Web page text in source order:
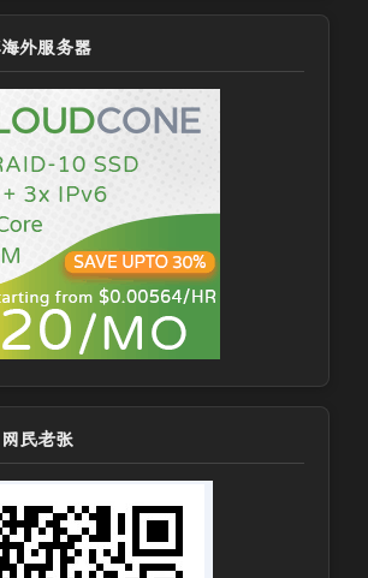
外服务器
民老张